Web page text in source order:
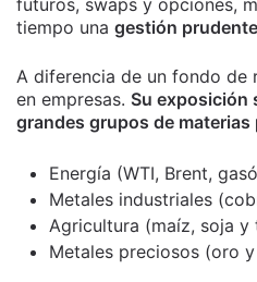
tiempo una gestión
A diferencia de un fondo de
en empresas. Su exposición
grandes grupos de materias
Energía (WTI, Brent,
Metales industriales
Agricultura (maíz, soja y
Metales preciosos (oro